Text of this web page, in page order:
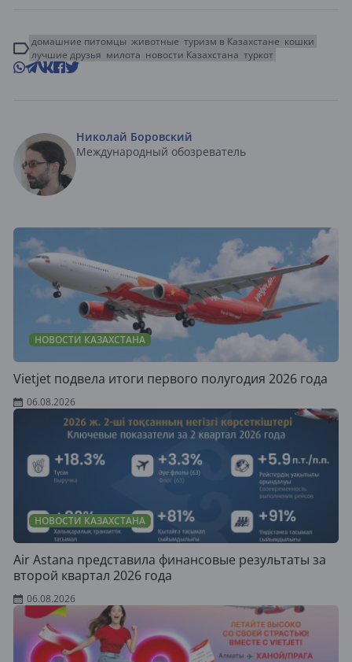
домашние питомцы животные туризм в Казахстане кошки
лучшие друзья милота новости Казахстана туркот
Николай Боровский
Международный обозреватель
НОВОСТИ КАЗАХСТАНА
Vietjet подвела итоги первого полугодия 2026 года
06.08.2026
НОВОСТИ КАЗАХСТАНА
Air Astana представила финансовые результаты за
второй квартал 2026 года
06.08.2026